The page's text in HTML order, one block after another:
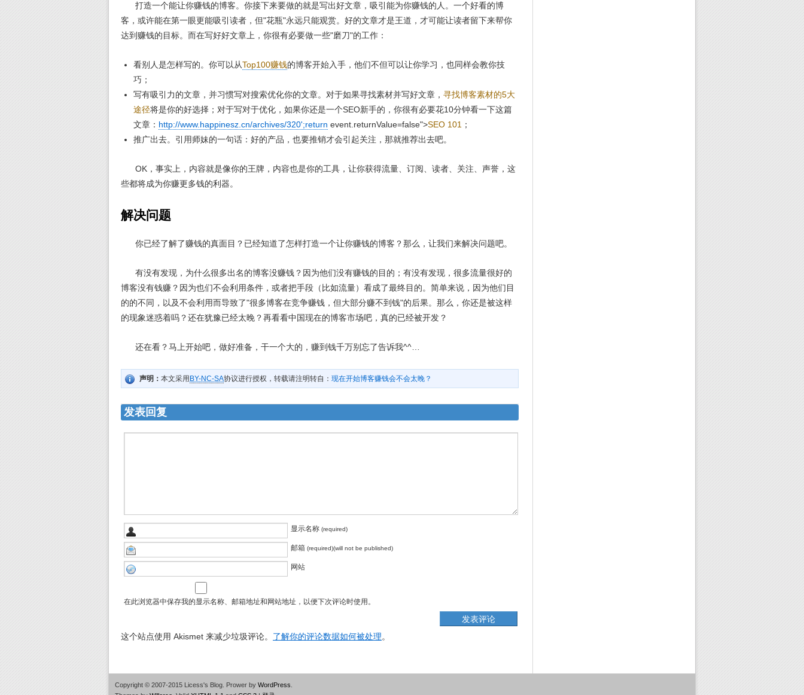
打造一个能让你赚钱的博客。你接下来要做的就是写出好文章，吸引能为你赚钱的人。一个好看的博
客，或许能在第一眼更能吸引读者，但"花瓶"永远只能观赏。好的文章才是王道，才可能让读者留下来帮你
达到赚钱的目标。而在写好好文章上，你很有必要做一些"磨刀"的工作：
看别人是怎样写的。你可以从Top100赚钱的博客开始入手，他们不但可以让你学习，也同样会教你技
巧；
写有吸引力的文章，并习惯写对搜索优化你的文章。对于如果寻找素材并写好文章， 寻找博客素材的5大
途径将是你的好选择；对于写对于优化，如果你还是一个SEO新手的，你很有必要花10分钟看一下这篇
文章： http://www.happinesz.cn/archives/320';return event.returnValue=false">SEO 101 ；
推广出去。引用师妹的一句话：好的产品，也要推销才会引起关注，那就推荐出去吧。
OK，事实上，内容就是像你的王牌，内容也是你的工具，让你获得流量、订阅、读者、关注、声誉，这
些都将成为你赚更多钱的利器。
解决问题
你已经了解了赚钱的真面目？已经知道了怎样打造一个让你赚钱的博客？那么，让我们来解决问题吧。
有没有发现，为什么很多出名的博客没赚钱？因为他们没有赚钱的目的；有没有发现，很多流量很好的
博客没有钱赚？因为也们不会利用条件，或者把手段（比如流量）看成了最终目的。简单来说，因为他们目
的的不同，以及不会利用而导致了"很多博客在竞争赚钱，但大部分赚不到钱"的后果。那么，你还是被这样
的现象迷惑着吗？还在犹豫已经太晚？再看看中国现在的博客市场吧，真的已经被开发？
还在看？马上开始吧，做好准备，干一个大的，赚到钱千万别忘了告诉我^^…
声明： 本文采用 BY-NC-SA协议进行授权，转载请注明转自： 现在开始博客赚钱会不会太晚？
发表回复
显示名称 (required)
邮箱 (required)(will not be published)
网站
在此浏览器中保存我的显示名称、邮箱地址和网站地址，以便下次评论时使用。
这个站点使用 Akismet 来减少垃圾评论。 了解你的评论数据如何被处理。
Copyright © 2007-2015 Licess's Blog. Prower by WordPress